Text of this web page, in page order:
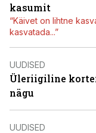
kasumit
“Käivet on lihtne
kasvatada...”
UUDISED
Üleriigiline
nägu
UUDISED